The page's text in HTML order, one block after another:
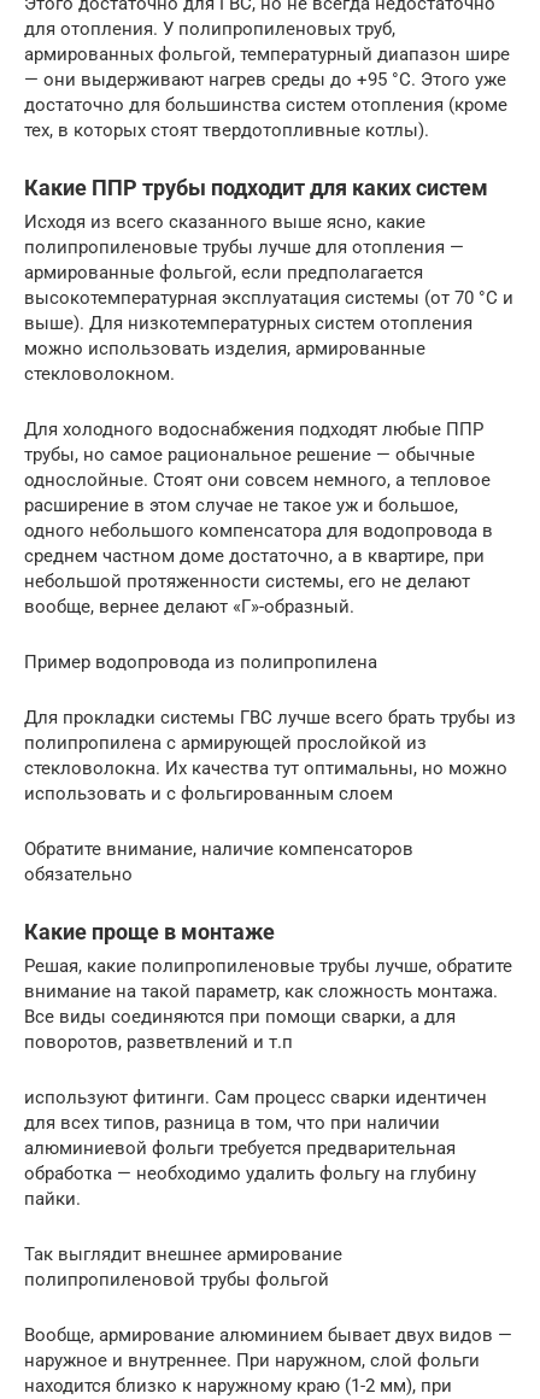
для отопления. У полипропиленовых труб,
армированных фольгой, температурный диапазон шире
— они выдерживают нагрев среды до +95 °C. Этого уже
достаточно для большинства систем отопления (кроме
тех, в которых стоят твердотопливные котлы).
Какие ППР трубы подходит для каких систем
Исходя из всего сказанного выше ясно, какие
полипропиленовые трубы лучше для отопления —
армированные фольгой, если предполагается
высокотемпературная эксплуатация системы (от 70 °C и
выше). Для низкотемпературных систем отопления
можно использовать изделия, армированные
стекловолокном.
Для холодного водоснабжения подходят любые ППР
трубы, но самое рациональное решение — обычные
однослойные. Стоят они совсем немного, а тепловое
расширение в этом случае не такое уж и большое,
одного небольшого компенсатора для водопровода в
среднем частном доме достаточно, а в квартире, при
небольшой протяженности системы, его не делают
вообще, вернее делают «Г»-образный.
Пример водопровода из полипропилена
Для прокладки системы ГВС лучше всего брать трубы из
полипропилена с армирующей прослойкой из
стекловолокна. Их качества тут оптимальны, но можно
использовать и с фольгированным слоем
Обратите внимание, наличие компенсаторов
обязательно
Какие проще в монтаже
Решая, какие полипропиленовые трубы лучше, обратите
внимание на такой параметр, как сложность монтажа.
Все виды соединяются при помощи сварки, а для
поворотов, разветвлений и т.п
используют фитинги. Сам процесс сварки идентичен
для всех типов, разница в том, что при наличии
алюминиевой фольги требуется предварительная
обработка — необходимо удалить фольгу на глубину
пайки.
Так выглядит внешнее армирование
полипропиленовой трубы фольгой
Вообще, армирование алюминием бывает двух видов —
наружное и внутреннее. При наружном, слой фольги
находится близко к наружному краю (1-2 мм), при